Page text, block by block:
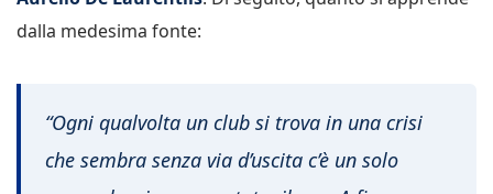
dalla medesima fonte:
“Ogni qualvolta un club si trova in una crisi
che sembra senza via d’uscita c’è un solo